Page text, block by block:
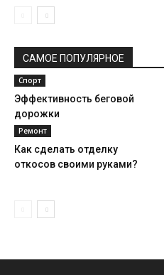
САМОЕ ПОПУЛЯРНОЕ
Спорт
Эффективность беговой
дорожки
Ремонт
Как сделать отделку
откосов своими руками?